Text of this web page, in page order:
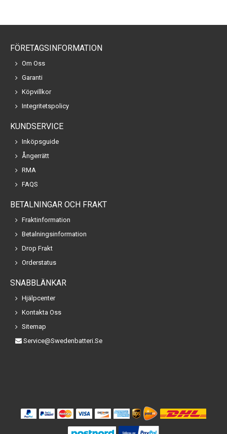
FÖRETAGSINFORMATION
Om Oss
Garanti
Köpvillkor
Integritetspolicy
KUNDSERVICE
Inköpsguide
Ångerrätt
RMA
FAQS
BETALNINGAR OCH FRAKT
Fraktinformation
Betalningsinformation
Drop Frakt
Orderstatus
SNABBLÄNKAR
Hjälpcenter
Kontakta Oss
Sitemap
Service@swedenbatteri.se